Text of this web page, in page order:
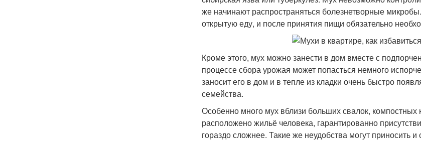
же начинают распространяться болезнетворные
открытую еду, и после принятия пищи обязательно
Кроме этого, мух можно занести в дом вместе с
процессе сбора урожая может попасться немного
заносит его в дом и в тепле из кладки очень быстро
семейства.
Особенно много мух вблизи больших свалок, компостных
расположено жильё человека, гарантированно
гораздо сложнее. Такие же неудобства могут приносить